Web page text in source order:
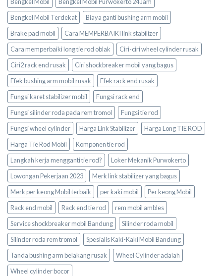
Bengkel Mobil
Bengkel Mobil Purwokerto 24 Jam
Bengkel Mobil Terdekat
Biaya ganti bushing arm mobil
Brake pad mobil
Cara MEMPERBAIKI link stabilizer
Cara memperbaiki long tie rod oblak
Ciri-ciri wheel cylinder rusak
Ciri2 rack end rusak
Ciri shockbreaker mobil yang bagus
Efek bushing arm mobil rusak
Efek rack end rusak
Fungsi karet stabilizer mobil
Fungsi rack end
Fungsi silinder roda pada rem tromol
Fungsi tie rod
Fungsi wheel cylinder
Harga Link Stabilizer
Harga Long TIE ROD
Harga Tie Rod Mobil
Komponen tie rod
Langkah kerja mengganti tie rod?
Loker Mekanik Purwokerto
Lowongan Pekerjaan 2023
Merk link stabilizer yang bagus
Merk per keong Mobil terbaik
per kaki mobil
Per keong Mobil
Rack end mobil
Rack end tie rod
rem mobil ambles
Service shockbreaker mobil Bandung
Silinder roda mobil
Silinder roda rem tromol
Spesialis Kaki-Kaki Mobil Bandung
Tanda bushing arm belakang rusak
Wheel Cylinder adalah
Wheel cylinder bocor